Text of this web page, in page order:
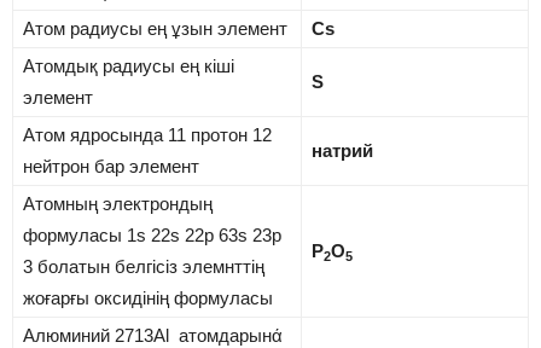
Атом радиусы ең ұзын элемент
Cs
Атомдық радиусы ең кіші
элемент
S
Атом ядросында 11 протон 12
нейтрон бар элемент
натрий
Атомның электрондың
формуласы 1s 22s 22p 63s 23p
3 болатын белгісіз элемнттің
жоғарғы оксидінің формуласы
P2O5
Алюминий 2713Al атомдарынά